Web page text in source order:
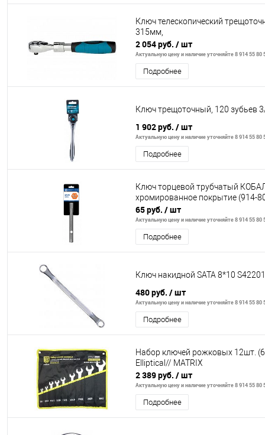
Ключ телескопический
315мм,
2 054 руб. / шт
Актуальную цену и наличие уточняйте 8 914 55 80
Подробнее
Ключ трещоточный, 120 зубьев
1 902 руб. / шт
Актуальную цену и наличие уточняйте 8 914 55 80
Подробнее
Ключ торцевой трубчатый
хромированное покрытие (914-
65 руб. / шт
Актуальную цену и наличие уточняйте 8 914 55 80
Подробнее
Ключ накидной SATA 8*10 S42201
480 руб. / шт
Актуальную цену и наличие уточняйте 8 914 55 80
Подробнее
Набор ключей рожковых 12шт.
Elliptical// MATRIX
2 389 руб. / шт
Актуальную цену и наличие уточняйте 8 914 55 80
Подробнее